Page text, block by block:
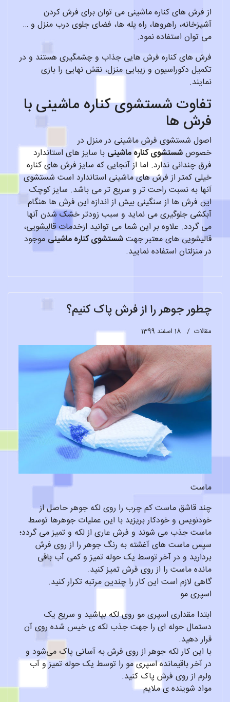
از فرش های کناره ماشینی می توان برای فرش کردن
آشپزخانه، راهروها، راه پله ها، فضای جلوی درب منزل و …
می توان استفاده نمود.
فرش های کناره فرش هایی جذاب و چشمگیری هستند و در
تکمیل دکوراسیون و زیبایی منزل، نقش نهایی را بازی
نمایند.
تفاوت شستشوی کناره ماشینی با
فرش ها
اصول شستشوی فرش ماشینی در منزل در
خصوصشستشوی کناره ماشینی با سایز های استاندارد
فرق چندانی ندارد. اما از آنجایی که سایز فرش های کناره
خیلی کمتر از فرش های ماشینی استاندارد است شستشوی
آنها به نسبت راحت تر و سریع تر می باشد. سایز کوچک
این فرش ها از سنگینی بیش از اندازه این فرش ها هنگام
آبکشی جلوگیری می نماید و سبب زودتر خشک شدن آنها
می گردد. علاوه بر این شما می توانید ازخدمات قالیشویی،
قالیشویی های معتبر جهتشستشوی کناره ماشینی موجود
در منزلتان استفاده نمایید.
چطور جوهر را از فرش پاک کنیم؟
مقالات 18 اسفند 1399
ماست
چند قاشق ماست کم چرب را روی لکه جوهر حاصل از
خودنویس و خودکار بریزید با این عملیات جوهرها توسط
ماست جذب می شوند و فرش عاری از لکه و تمیز می گردد؛
سپس ماست های آغشته به رنگ جوهر را از روی فرش
بردارید و در آخر توسط یک حوله تمیز و کمی آب باقی
مانده ماست را از روی فرش تمیز کنید.
گاهی لازم است این کار را چندین مرتبه تکرار کنید.
اسپری مو
ابتدا مقداری اسپری مو روی لکه بپاشید و سریع یک
دستمال حوله ای را جهت جذب لکه ی خیس شده روی آن
قرار دهید.
با این کار لکه جوهر از روی فرش به آسانی پاک می‌شود و
در آخر باقیمانده اسپری مو را توسط یک حوله تمیز و آب
ولرم از روی فرش پاک کنید.
مواد شوینده ی ملایم